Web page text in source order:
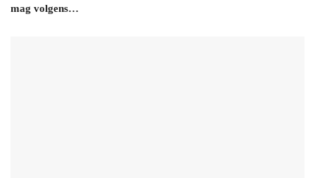
mag volgens…